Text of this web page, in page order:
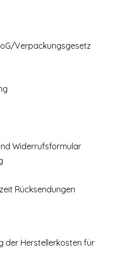
Verpackungsgesetz
Widerrufsformular
Rücksendungen
der Herstellerkosten für